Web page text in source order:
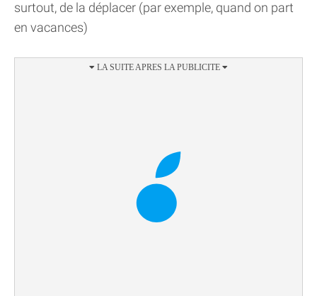
surtout, de la déplacer (par exemple, quand on part
en vacances)